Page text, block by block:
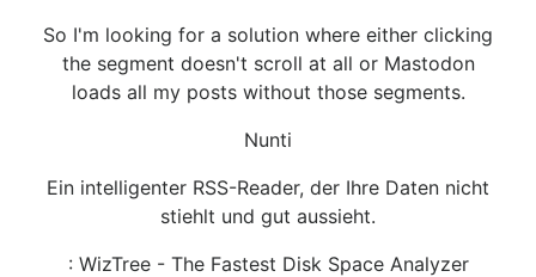
So I'm looking for a solution where either clicking
the segment doesn't scroll at all or Mastodon
loads all my posts without those segments.
Nunti
Ein intelligenter RSS-Reader, der Ihre Daten nicht
stiehlt und gut aussieht.
: WizTree - The Fastest Disk Space Analyzer